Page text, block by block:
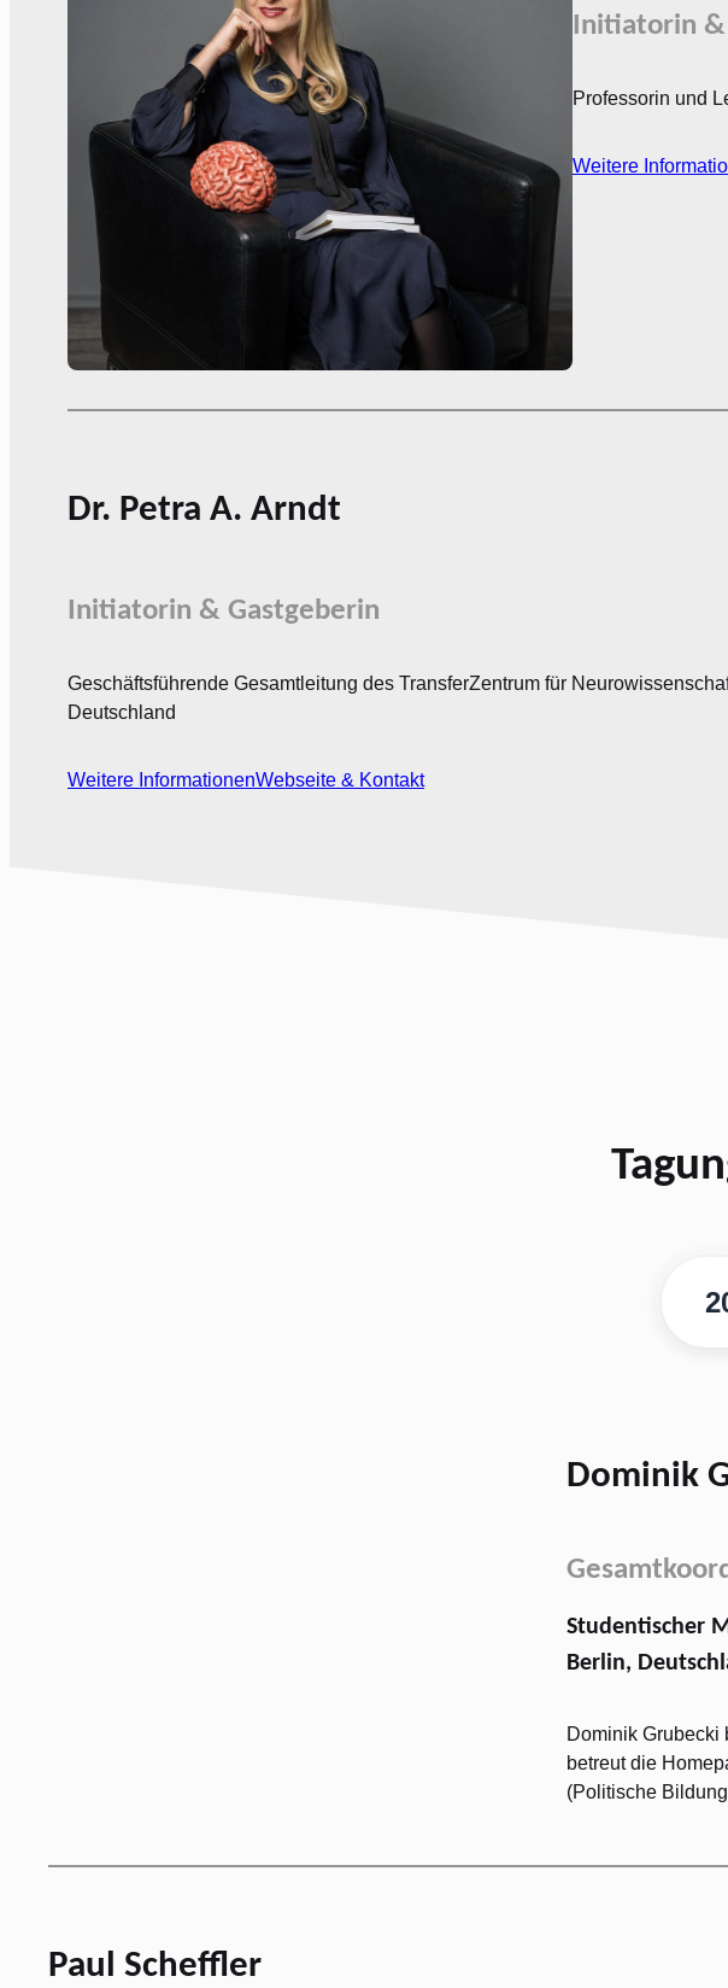
Initiatorin &
Professorin und
Weitere
Dr. Petra A. Arndt
Initiatorin & Gastgeberin
Geschäftsführende Gesamtleitung des TransferZentrum für
Deutschland
Weitere InformationenWebseite & Kontakt
Dominik
Studentischer
Berlin,
Dominik Grubecki
betreut die
(Politische
Paul Scheffler